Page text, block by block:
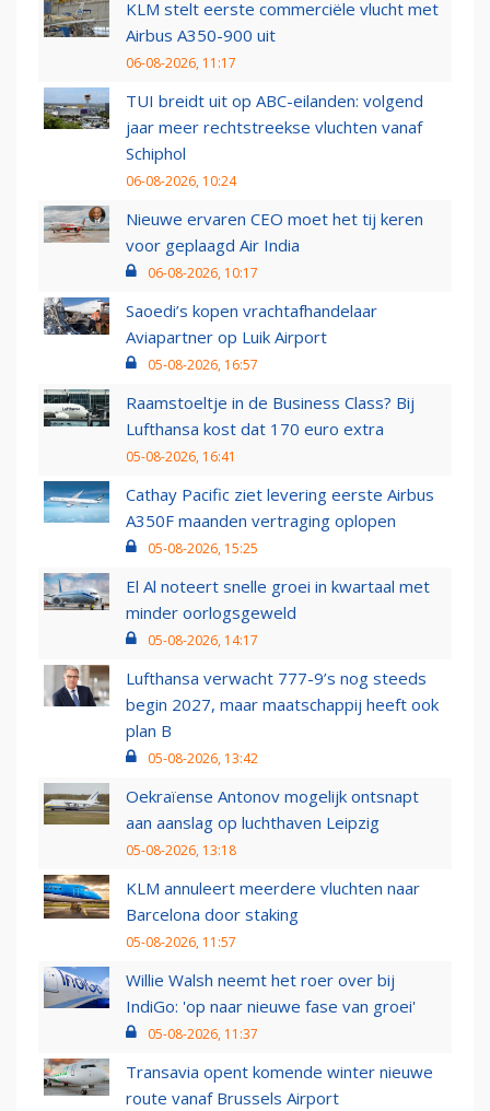
KLM stelt eerste commerciële vlucht met
Airbus A350-900 uit
06-08-2026, 11:17
TUI breidt uit op ABC-eilanden: volgend
jaar meer rechtstreekse vluchten vanaf
Schiphol
06-08-2026, 10:24
Nieuwe ervaren CEO moet het tij keren
voor geplaagd Air India
06-08-2026, 10:17
Saoedi’s kopen vrachtafhandelaar
Aviapartner op Luik Airport
05-08-2026, 16:57
Raamstoeltje in de Business Class? Bij
Lufthansa kost dat 170 euro extra
05-08-2026, 16:41
Cathay Pacific ziet levering eerste Airbus
A350F maanden vertraging oplopen
05-08-2026, 15:25
El Al noteert snelle groei in kwartaal met
minder oorlogsgeweld
05-08-2026, 14:17
Lufthansa verwacht 777-9’s nog steeds
begin 2027, maar maatschappij heeft ook
plan B
05-08-2026, 13:42
Oekraïense Antonov mogelijk ontsnapt
aan aanslag op luchthaven Leipzig
05-08-2026, 13:18
KLM annuleert meerdere vluchten naar
Barcelona door staking
05-08-2026, 11:57
Willie Walsh neemt het roer over bij
IndiGo: 'op naar nieuwe fase van groei'
05-08-2026, 11:37
Transavia opent komende winter nieuwe
route vanaf Brussels Airport